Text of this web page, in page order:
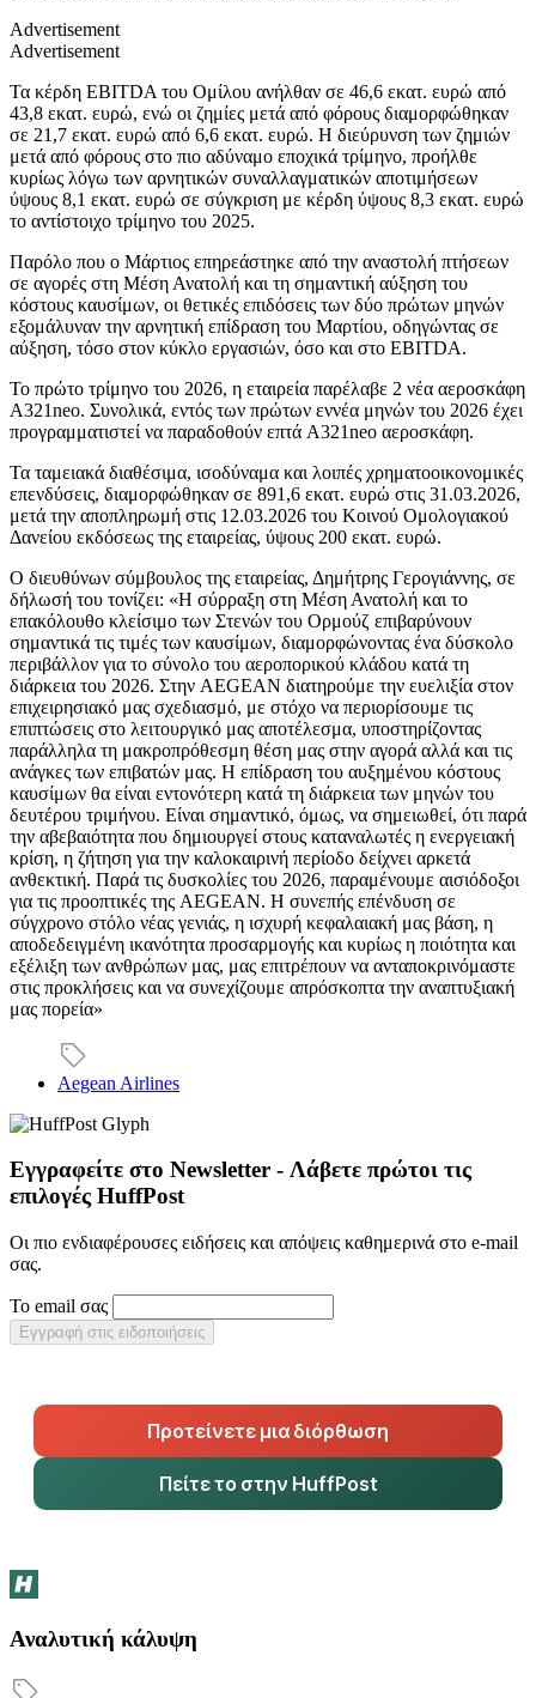
Advertisement
Advertisement
Τα κέρδη EBITDA του Ομίλου ανήλθαν σε 46,6 εκατ. ευρώ από
43,8 εκατ. ευρώ, ενώ οι ζημίες μετά από φόρους διαμορφώθηκαν
σε 21,7 εκατ. ευρώ από 6,6 εκατ. ευρώ. H διεύρυνση των ζημιών
μετά από φόρους στο πιο αδύναμο εποχικά τρίμηνο, προήλθε
κυρίως λόγω των αρνητικών συναλλαγματικών αποτιμήσεων
ύψους 8,1 εκατ. ευρώ σε σύγκριση με κέρδη ύψους 8,3 εκατ. ευρώ
το αντίστοιχο τρίμηνο του 2025.
Παρόλο που ο Μάρτιος επηρεάστηκε από την αναστολή πτήσεων
σε αγορές στη Μέση Ανατολή και τη σημαντική αύξηση του
κόστους καυσίμων, οι θετικές επιδόσεις των δύο πρώτων μηνών
εξομάλυναν την αρνητική επίδραση του Μαρτίου, οδηγώντας σε
αύξηση, τόσο στον κύκλο εργασιών, όσο και στο EBITDA.
To πρώτο τρίμηνο του 2026, η εταιρεία παρέλαβε 2 νέα αεροσκάφη
A321neo. Συνολικά, εντός των πρώτων εννέα μηνών του 2026 έχει
προγραμματιστεί να παραδοθούν επτά A321neo αεροσκάφη.
Τα ταμειακά διαθέσιμα, ισοδύναμα και λοιπές χρηματοοικονομικές
επενδύσεις, διαμορφώθηκαν σε 891,6 εκατ. ευρώ στις 31.03.2026,
μετά την αποπληρωμή στις 12.03.2026 του Κοινού Ομολογιακού
Δανείου εκδόσεως της εταιρείας, ύψους 200 εκατ. ευρώ.
Ο διευθύνων σύμβουλος της εταιρείας, Δημήτρης Γερογιάννης, σε
δήλωσή του τονίζει: «Η σύρραξη στη Μέση Ανατολή και το
επακόλουθο κλείσιμο των Στενών του Ορμούζ επιβαρύνουν
σημαντικά τις τιμές των καυσίμων, διαμορφώνοντας ένα δύσκολο
περιβάλλον για το σύνολο του αεροπορικού κλάδου κατά τη
διάρκεια του 2026. Στην AEGEAN διατηρούμε την ευελιξία στον
επιχειρησιακό μας σχεδιασμό, με στόχο να περιορίσουμε τις
επιπτώσεις στο λειτουργικό μας αποτέλεσμα, υποστηρίζοντας
παράλληλα τη μακροπρόθεσμη θέση μας στην αγορά αλλά και τις
ανάγκες των επιβατών μας. Η επίδραση του αυξημένου κόστους
καυσίμων θα είναι εντονότερη κατά τη διάρκεια των μηνών του
δευτέρου τριμήνου. Είναι σημαντικό, όμως, να σημειωθεί, ότι παρά
την αβεβαιότητα που δημιουργεί στους καταναλωτές η ενεργειακή
κρίση, η ζήτηση για την καλοκαιρινή περίοδο δείχνει αρκετά
ανθεκτική. Παρά τις δυσκολίες του 2026, παραμένουμε αισιόδοξοι
για τις προοπτικές της AEGEAN. Η συνεπής επένδυση σε
σύγχρονο στόλο νέας γενιάς, η ισχυρή κεφαλαιακή μας βάση, η
αποδεδειγμένη ικανότητα προσαρμογής και κυρίως η ποιότητα και
εξέλιξη των ανθρώπων μας, μας επιτρέπουν να ανταποκρινόμαστε
στις προκλήσεις και να συνεχίζουμε απρόσκοπτα την αναπτυξιακή
μας πορεία»
Aegean Airlines
Εγγραφείτε στο Newsletter - Λάβετε πρώτοι τις
επιλογές HuffPost
Οι πιο ενδιαφέρουσες ειδήσεις και απόψεις καθημερινά στο e-mail
σας.
Το email σας
Εγγραφή στις ειδοποιήσεις
Προτείνετε μια διόρθωση
Πείτε το στην HuffPost
Αναλυτική κάλυψη